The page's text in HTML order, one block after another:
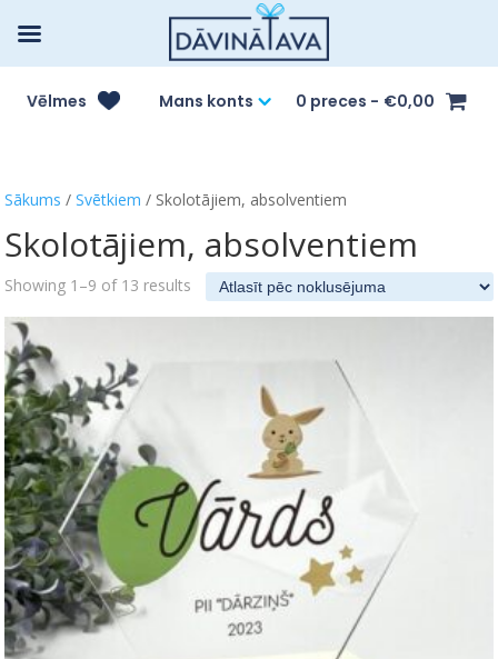
Vēlmes Mans konts 0 preces €0,00
Sākums /Svētkiem / Skolotājiem, absolventiem
Skolotājiem, absolventiem
Showing 1–9 of 13 results